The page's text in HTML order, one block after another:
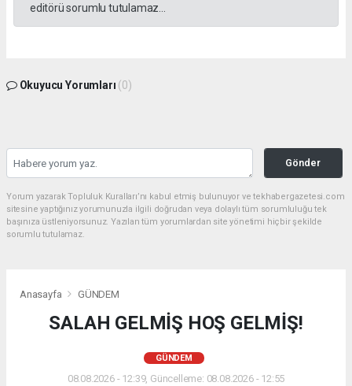
editörü sorumlu tutulamaz...
Okuyucu Yorumları (0)
Gönder
Yorum yazarak Topluluk Kuralları’nı kabul etmiş bulunuyor ve tekhabergazetesi.com
sitesine yaptığınız yorumunuzla ilgili doğrudan veya dolaylı tüm sorumluluğu tek
başınıza üstleniyorsunuz. Yazılan tüm yorumlardan site yönetimi hiçbir şekilde
sorumlu tutulamaz.
Anasayfa GÜNDEM
SALAH GELMİŞ HOŞ GELMİŞ!
GÜNDEM
08.08.2026 - 12:39, Güncelleme: 08.08.2026 - 12:55